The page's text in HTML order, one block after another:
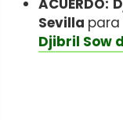
ACUERDO:
Sevilla para
Djibril Sow